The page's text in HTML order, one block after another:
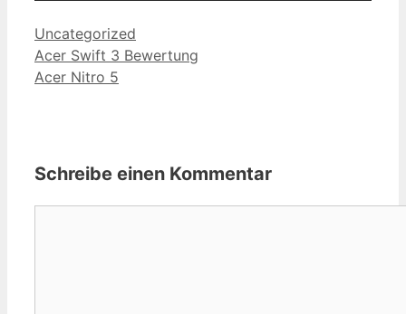
Kategorien
Uncategorized
Beitrags-
Navigation
Acer Swift 3 Bewertung
Acer Nitro 5
Schreibe einen Kommentar